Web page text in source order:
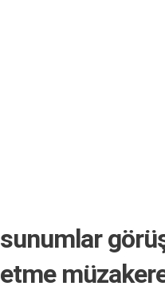
sunumlar
etme